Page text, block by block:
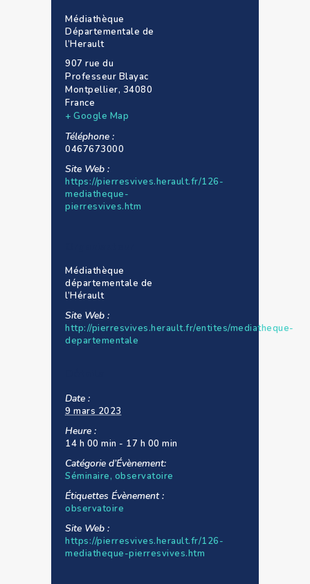
Médiathèque
Départementale de
l’Herault
907 rue du
Professeur Blayac
Montpellier, 34080
France
+ Google Map
Téléphone :
0467673000
Site Web :
https://pierresvives.herault.fr/126-
mediatheque-
pierresvives.htm
Médiathèque
départementale de
l’Hérault
Site Web :
http://pierresvives.herault.fr/entites/mediatheque-
departementale
Date :
9 mars 2023
Heure :
14 h 00 min - 17 h 00 min
Catégorie d’Évènement:
Séminaire, observatoire
Étiquettes Évènement :
observatoire
Site Web :
https://pierresvives.herault.fr/126-
mediatheque-pierresvives.htm